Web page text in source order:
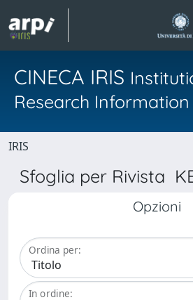
CINECA IRIS
Research
IRIS
Sfoglia per Rivista
Opzioni
Ordina per:
In ordine: